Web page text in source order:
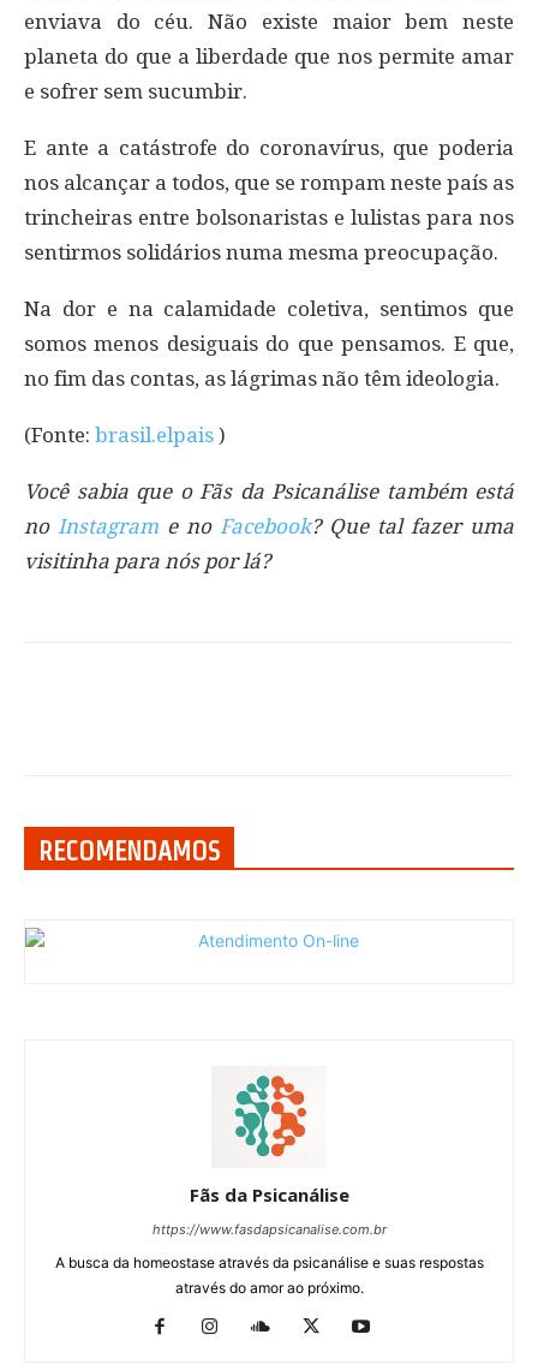
enviava do céu. Não existe maior bem neste
planeta do que a liberdade que nos permite amar
e sofrer sem sucumbir.
E ante a catástrofe do coronavírus, que poderia
nos alcançar a todos, que se rompam neste país as
trincheiras entre bolsonaristas e lulistas para nos
sentirmos solidários numa mesma preocupação.
Na dor e na calamidade coletiva, sentimos que
somos menos desiguais do que pensamos. E que,
no fim das contas, as lágrimas não têm ideologia.
(Fonte: brasil.elpais )
Você sabia que o Fãs da Psicanálise também está
no Instagrame no Facebook? Que tal fazer uma
visitinha para nós por lá?
RECOMENDAMOS
Fãs da Psicanálise
https://www.fasdapsicanalise.com.br
A busca da homeostase através da psicanálise e suas respostas
através do amor ao próximo.